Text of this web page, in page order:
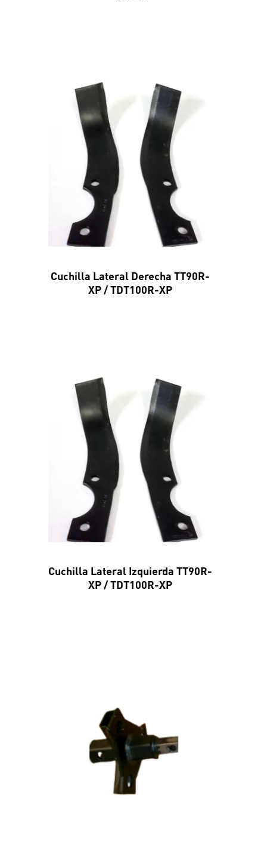
Cuchilla Lateral Derecha TT90R-
XP / TDT100R-XP
Cuchilla Lateral Izquierda TT90R-
XP / TDT100R-XP